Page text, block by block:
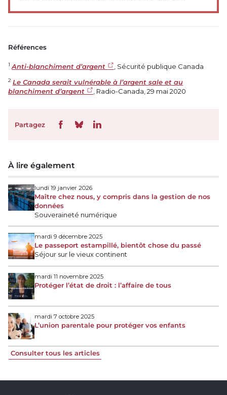
Références
1 Anti-blanchiment d’argent , Sécurité publique Canada
2 Le Canada serait vulnérable à l’argent sale et au
blanchiment d’argent
, Radio-Canada, 29 mai 2020
Partagez
À lire également
lundi 19 janvier 2026
Maître chez nous, y compris dans la gestion de nos
données
Souveraineté numérique
mardi 9 décembre 2025
Le passeport estampillé, bientôt chose du passé
Séjour sur le vieux continent
mardi 11 novembre 2025
Protéger l’état de droit : l’affaire de tous
mardi 7 octobre 2025
L’union parentale pour protéger vos enfants
Consulter tous les articles